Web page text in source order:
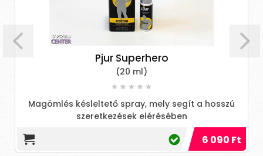
Pjur Superhero
(20 ml)
Magömlés késleltető spray, mely segít a hosszú
szeretkezések elérésében
6 090 Ft